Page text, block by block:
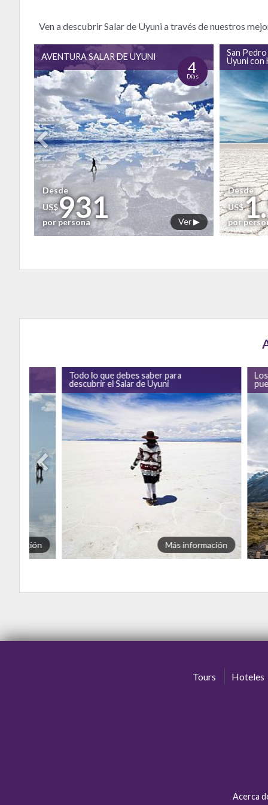
Ven a descubrir Salar de Uyuni a través de nuestros
AVENTURA SALAR DE UYUNI
4
Días
Ver ▶
Desde
US$931
por persona
San Pedro
Uyuni con
Desde
US$
por
Todo lo que debes saber para
descubrir el Salar de Uyuni
Más información
Tours Hoteles
Acerca